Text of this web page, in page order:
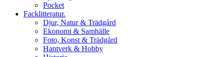
Pocket
Facklitteratur.
Djur, Natur & Trädgård
Ekonomi & Samhälle
Foto, Konst & Trädgård
Hantverk & Hobby